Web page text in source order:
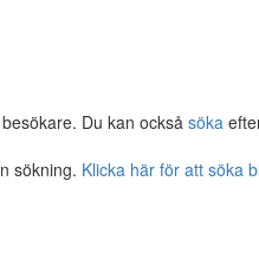
Du kan också söka
sökning. Klicka här för att söka